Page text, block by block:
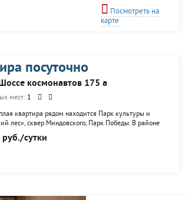
свердловском
pайоне в пяти
минутах от центра.
cвeтлaя гocтинная
до 4 человек.
Подъезд
охраняемый с
Посмотреть на
карте
посуточно
космонавтов 175 а
мест: 1
квартира рядом находится Парк культуры и
лес», сквер Миндовского, Парк Победы. В районе
спортивные объекты: Легкоатлетический манеж
П. Сухарева (ранее «Нефтяник») с футбольным
руб./сутки